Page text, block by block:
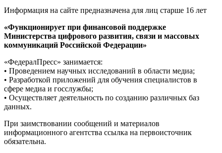
Информация на сайте предназначена для лиц старше 16 лет
«Функционирует при финансовой поддержке
Министерства цифрового развития, связи и массовых
коммуникаций Российской Федерации»
«ФедералПресс» занимается:
• Проведением научных исследований в области медиа;
• Разработкой приложений для обучения специалистов в
сфере медиа и госслужбы;
• Осуществляет деятельность по созданию различных баз
данных.
При заимствовании сообщений и материалов
информационного агентства ссылка на первоисточник
обязательна.